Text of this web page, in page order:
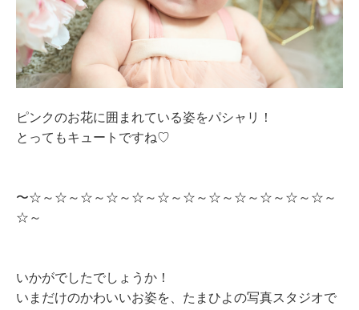
ピンクのお花に囲まれている姿をパシャリ！
とってもキュートですね♡
〜☆～☆～☆～☆～☆～☆～☆～☆～☆～☆～☆～☆～
☆～
いかがでしたでしょうか！
いまだけのかわいいお姿を、たまひよの写真スタジオで